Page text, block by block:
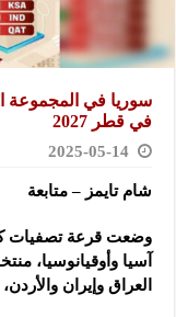
سوريا في المجموعة
في قطر 2027
2025-05-14
شام تايمز – متابعة
آسيا وأوقيانوسيا،
العراق وإيران